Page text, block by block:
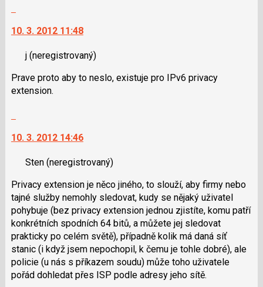
další
názor.
navigaci
lze
klávesy
pro
a
P
pro
předchozí
nový
názor
10. 3. 2012 11:48
j (neregistrovaný)
Prave proto aby to neslo, existuje pro IPv6 privacy
extension.
další
názor.
navigaci
lze
použít
i
klávesy
N
pro
následující
10. 3. 2012 14:46
Sten (neregistrovaný)
Privacy extension je něco jiného, to slouží, aby firmy nebo
tajné služby nemohly sledovat, kudy se nějaký uživatel
pohybuje (bez privacy extension jednou zjistíte, komu patří
konkrétních spodních 64 bitů, a můžete jej sledovat
prakticky po celém světě), případně kolik má daná síť
stanic (i když jsem nepochopil, k čemu je tohle dobré), ale
policie (u nás s příkazem soudu) může toho uživatele
pořád dohledat přes ISP podle adresy jeho sítě.